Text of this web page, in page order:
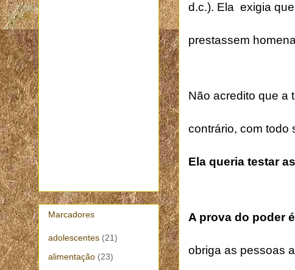
d.c.). Ela exigia que
prestassem
Não acredito que a
contrário, com todo
Ela queria testar
A prova do poder
obriga as pessoas
Marcadores
adolescentes (21)
alimentação (23)